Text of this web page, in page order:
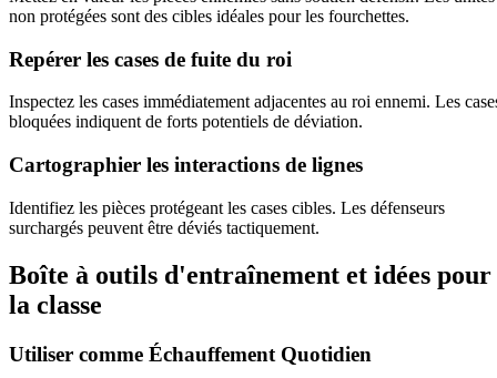
non protégées sont des cibles idéales pour les fourchettes.
Repérer les cases de fuite du roi
Inspectez les cases immédiatement adjacentes au roi ennemi. Les
bloquées indiquent de forts potentiels de déviation.
Cartographier les interactions de lignes
Identifiez les pièces protégeant les cases cibles. Les défenseurs
surchargés peuvent être déviés tactiquement.
Boîte à outils d'entraînement et idées pour
la classe
Utiliser comme Échauffement Quotidien